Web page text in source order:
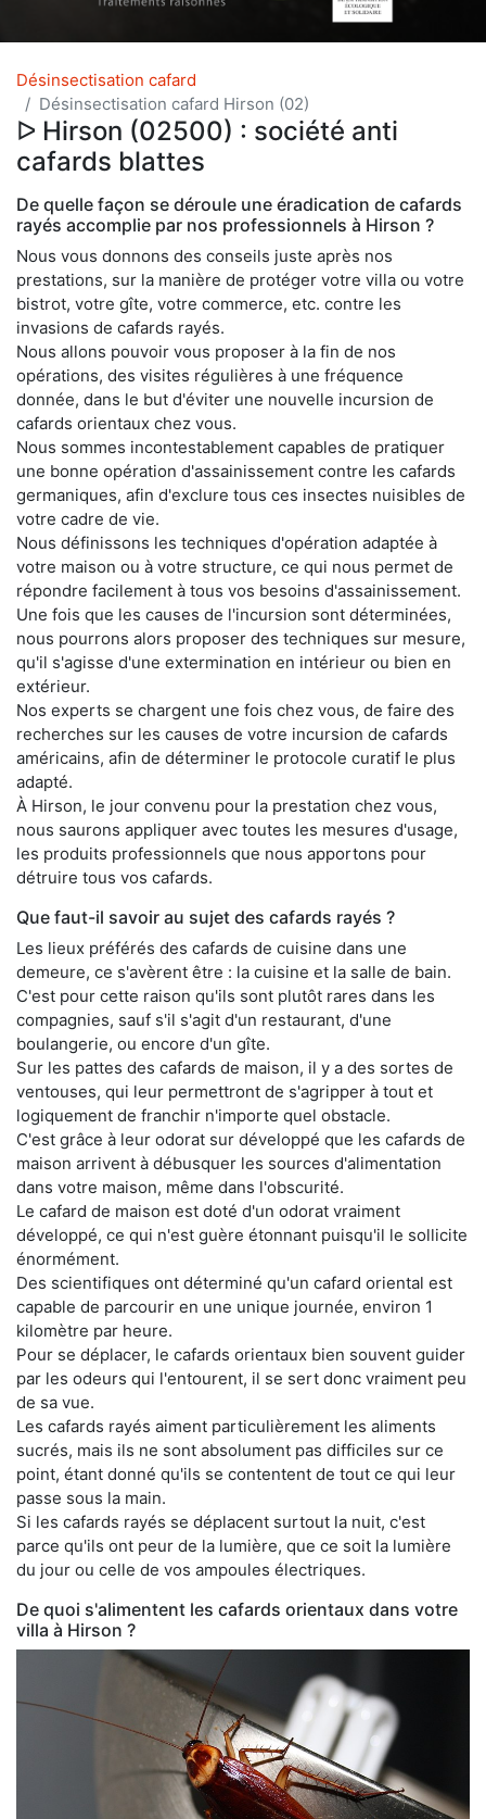
Désinsectisation cafard
Désinsectisation cafard Hirson (02)
ᐅ Hirson (02500) : société anti
cafards blattes
De quelle façon se déroule une éradication de cafards
rayés accomplie par nos professionnels à Hirson ?
Nous vous donnons des conseils juste après nos
prestations, sur la manière de protéger votre villa ou votre
bistrot, votre gîte, votre commerce, etc. contre les
invasions de cafards rayés.
Nous allons pouvoir vous proposer à la fin de nos
opérations, des visites régulières à une fréquence
donnée, dans le but d'éviter une nouvelle incursion de
cafards orientaux chez vous.
Nous sommes incontestablement capables de pratiquer
une bonne opération d'assainissement contre les cafards
germaniques, afin d'exclure tous ces insectes nuisibles de
votre cadre de vie.
Nous définissons les techniques d'opération adaptée à
votre maison ou à votre structure, ce qui nous permet de
répondre facilement à tous vos besoins d'assainissement.
Une fois que les causes de l'incursion sont déterminées,
nous pourrons alors proposer des techniques sur mesure,
qu'il s'agisse d'une extermination en intérieur ou bien en
extérieur.
Nos experts se chargent une fois chez vous, de faire des
recherches sur les causes de votre incursion de cafards
américains, afin de déterminer le protocole curatif le plus
adapté.
À Hirson, le jour convenu pour la prestation chez vous,
nous saurons appliquer avec toutes les mesures d'usage,
les produits professionnels que nous apportons pour
détruire tous vos cafards.
Que faut-il savoir au sujet des cafards rayés ?
Les lieux préférés des cafards de cuisine dans une
demeure, ce s'avèrent être : la cuisine et la salle de bain.
C'est pour cette raison qu'ils sont plutôt rares dans les
compagnies, sauf s'il s'agit d'un restaurant, d'une
boulangerie, ou encore d'un gîte.
Sur les pattes des cafards de maison, il y a des sortes de
ventouses, qui leur permettront de s'agripper à tout et
logiquement de franchir n'importe quel obstacle.
C'est grâce à leur odorat sur développé que les cafards de
maison arrivent à débusquer les sources d'alimentation
dans votre maison, même dans l'obscurité.
Le cafard de maison est doté d'un odorat vraiment
développé, ce qui n'est guère étonnant puisqu'il le sollicite
énormément.
Des scientifiques ont déterminé qu'un cafard oriental est
capable de parcourir en une unique journée, environ 1
kilomètre par heure.
Pour se déplacer, le cafards orientaux bien souvent guider
par les odeurs qui l'entourent, il se sert donc vraiment peu
de sa vue.
Les cafards rayés aiment particulièrement les aliments
sucrés, mais ils ne sont absolument pas difficiles sur ce
point, étant donné qu'ils se contentent de tout ce qui leur
passe sous la main.
Si les cafards rayés se déplacent surtout la nuit, c'est
parce qu'ils ont peur de la lumière, que ce soit la lumière
du jour ou celle de vos ampoules électriques.
De quoi s'alimentent les cafards orientaux dans votre
villa à Hirson ?